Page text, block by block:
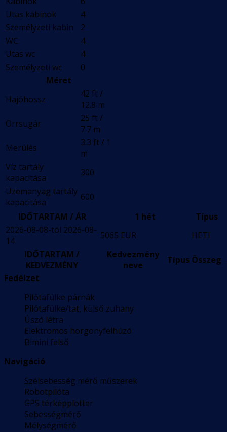
Utas kabinok
4
Személyzeti kabin
2
WC
4
Utas wc
4
Személyzeti wc
0
Méret
Hajóhossz
42 ft /
12.8 m
Orrsugár
25 ft /
7.7 m
Merülés
3.3 ft / 1
m
Víz tartály
kapacitása
300
Üzemanyag tartály
kapacitása
600
IDŐTARTAM / ÁR
1 hét
Típus
2026-08-08-tól 2026-08-
14
5065 EUR
HETI
IDŐTARTAM /
KEDVEZMÉNY
Kedvezmény
neve
Típus Összeg
Fedélzet
Pilótafülke párnák
Pilótafülke/tat, külső zuhany
Úszó létra
Elektromos horgonyfelhúzó
Bimini felső
Navigáció
Szélsebesség mérő műszerek
Robotpilóta
GPS térképplotter
Sebességmérő
Mélységmérő